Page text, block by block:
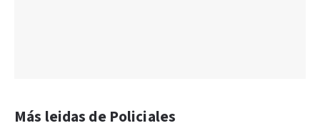
Más leidas de Policiales